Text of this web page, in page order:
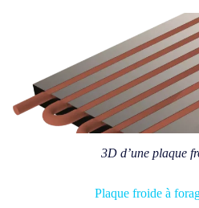
3D d’une plaque
Plaque froide à